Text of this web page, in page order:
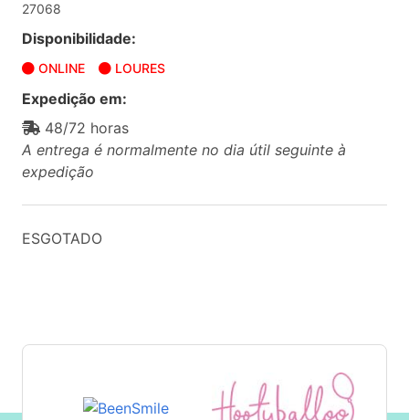
27068
Disponibilidade:
ONLINE LOURES
Expedição em:
48/72 horas
A entrega é normalmente no dia útil seguinte à
expedição
ESGOTADO